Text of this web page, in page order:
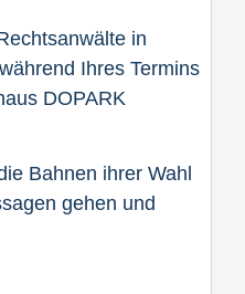
in
Ihres Termins
DOPARK
Bahnen ihrer Wahl
gehen und